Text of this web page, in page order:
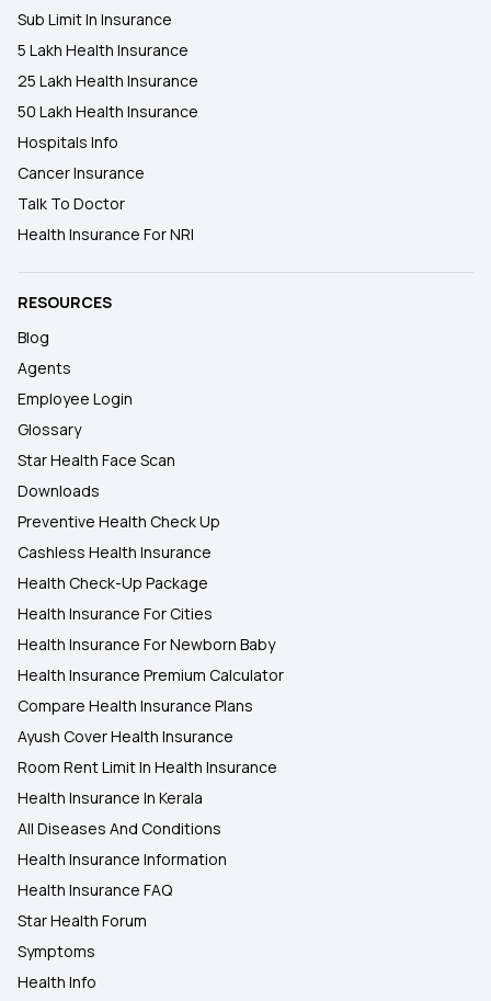
Sub Limit In Insurance
5 Lakh Health Insurance
25 Lakh Health Insurance
50 Lakh Health Insurance
Hospitals Info
Cancer Insurance
Talk To Doctor
Health Insurance For NRI
RESOURCES
Blog
Agents
Employee Login
Glossary
Star Health Face Scan
Downloads
Preventive Health Check Up
Cashless Health Insurance
Health Check-Up Package
Health Insurance For Cities
Health Insurance For Newborn Baby
Health Insurance Premium Calculator
Compare Health Insurance Plans
Ayush Cover Health Insurance
Room Rent Limit In Health Insurance
Health Insurance In Kerala
All Diseases And Conditions
Health Insurance Information
Health Insurance FAQ
Star Health Forum
Symptoms
Health Info